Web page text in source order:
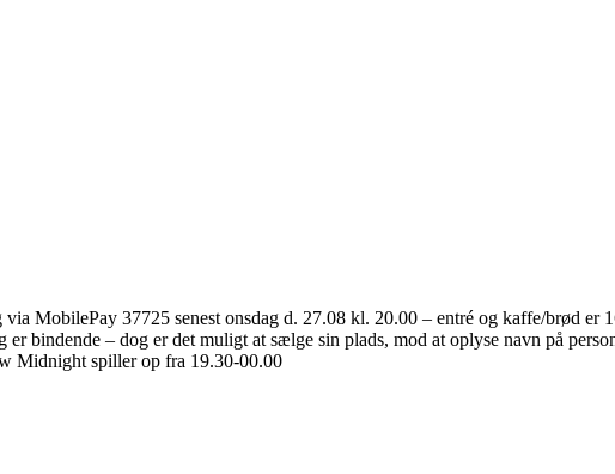
MobilePay 37725 senest onsdag d. 27.08 kl. 20.00 – entré og kaffe/brød er
bindende – dog er det muligt at sælge sin plads, mod at oplyse navn på
Midnight spiller op fra 19.30-00.00